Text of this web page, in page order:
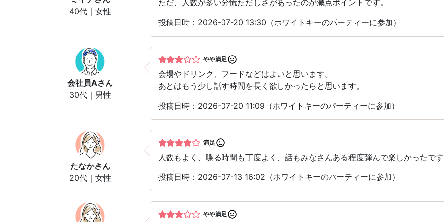
40代｜女性
ただ、人数が多い分慌ただしさがあったのが減点ポイントです。
投稿日時：2026-07-20 13:30（ホワイトキーのパーティーに参加）
会社員Aさん
30代｜男性
やや満足
会場やドリンク、フードなどはよいと思います。
あとはもう少し話す時間を長く欲しかったらと思います。
投稿日時：2026-07-20 11:09（ホワイトキーのパーティーに参加）
たなかさん
20代｜女性
満足
人数もよく、喋る時間も丁度よく、話もみなさんある程度弾んで楽しかったで
投稿日時：2026-07-13 16:02（ホワイトキーのパーティーに参加）
やや満足